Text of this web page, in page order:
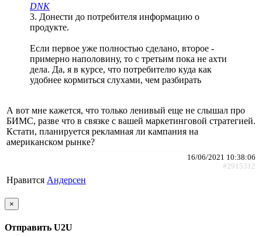
DNK
3. Донести до потребителя информацию о
продукте.
Если первое уже полностью сделано, второе -
примерно наполовину, то с третьим пока не ахти
дела. Да, я в курсе, что потребителю куда как
удобнее кормиться слухами, чем разбирать
А вот мне кажется, что только ленивый еще не слышал про
БИМС, разве что в связке с вашей маркетинговой стратегией.
Кстати, планируется рекламная ли кампания на
американском рынке?
16/06/2021 10:38:06
#2915312
Нравится Андерсен
×
Отправить U2U